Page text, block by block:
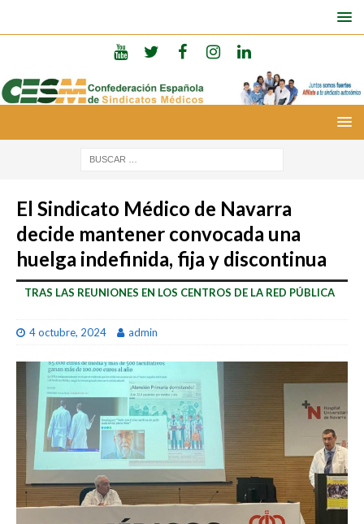
El Sindicato Médico de Navarra
decide mantener convocada una
huelga indefinida, fija y discontinua
TRAS LAS REUNIONES EN LOS CENTROS DE LA RED PÚBLICA
4 octubre, 2024 admin